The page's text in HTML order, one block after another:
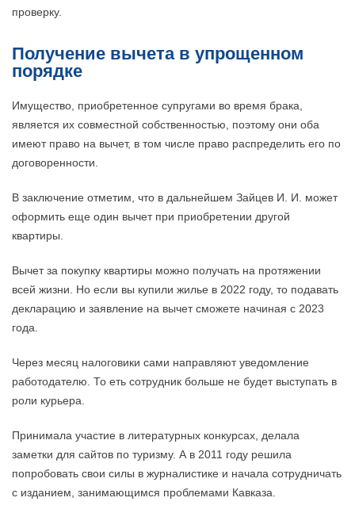
проверку.
Получение вычета в упрощенном
порядке
Имущество, приобретенное супругами во время брака,
является их совместной собственностью, поэтому они оба
имеют право на вычет, в том числе право распределить его по
договоренности.
В заключение отметим, что в дальнейшем Зайцев И. И. может
оформить еще один вычет при приобретении другой
квартиры.
Вычет за покупку квартиры можно получать на протяжении
всей жизни. Но если вы купили жилье в 2022 году, то подавать
декларацию и заявление на вычет сможете начиная с 2023
года.
Через месяц налоговики сами направляют уведомление
работодателю. То еть сотрудник больше не будет выступать в
роли курьера.
Принимала участие в литературных конкурсах, делала
заметки для сайтов по туризму. А в 2011 году решила
попробовать свои силы в журналистике и начала сотрудничать
с изданием, занимающимся проблемами Кавказа.